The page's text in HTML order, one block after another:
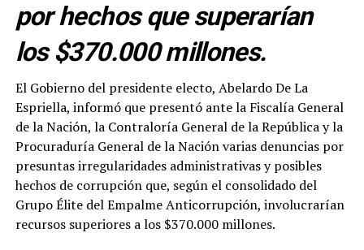
por hechos que superarían
los $370.000 millones.
El Gobierno del presidente electo, Abelardo De La
Espriella, informó que presentó ante la Fiscalía General
de la Nación, la Contraloría General de la República y la
Procuraduría General de la Nación varias denuncias por
presuntas irregularidades administrativas y posibles
hechos de corrupción que, según el consolidado del
Grupo Élite del Empalme Anticorrupción, involucrarían
recursos superiores a los $370.000 millones.